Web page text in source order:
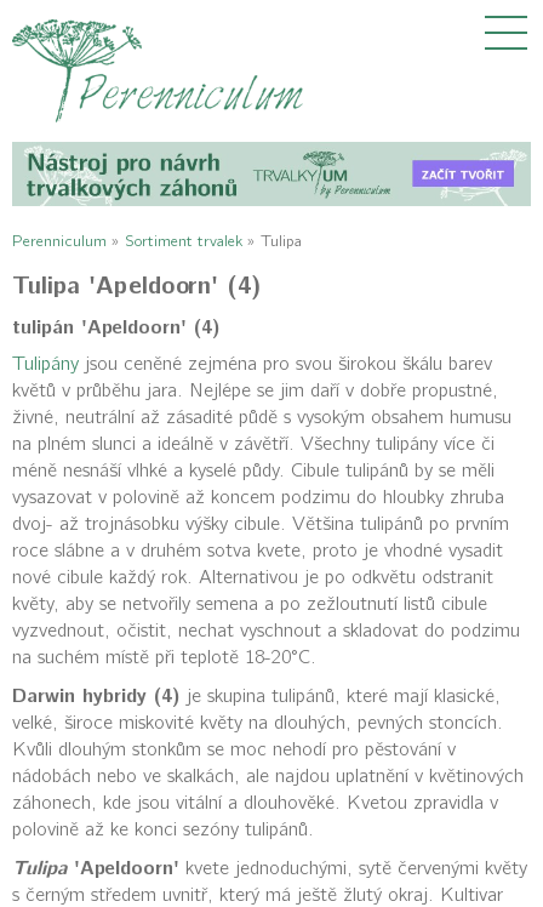
Perenniculum » Sortiment trvalek » Tulipa
Tulipa 'Apeldoorn' (4)
tulipán 'Apeldoorn' (4)
Tulipány jsou ceněné zejména pro svou širokou škálu barev
květů v průběhu jara. Nejlépe se jim daří v dobře propustné,
živné, neutrální až zásadité půdě s vysokým obsahem humusu
na plném slunci a ideálně v závětří. Všechny tulipány více či
méně nesnáší vlhké a kyselé půdy. Cibule tulipánů by se měli
vysazovat v polovině až koncem podzimu do hloubky zhruba
dvoj- až trojnásobku výšky cibule. Většina tulipánů po prvním
roce slábne a v druhém sotva kvete, proto je vhodné vysadit
nové cibule každý rok. Alternativou je po odkvětu odstranit
květy, aby se netvořily semena a po zežloutnutí listů cibule
vyzvednout, očistit, nechat vyschnout a skladovat do podzimu
na suchém místě při teplotě 18-20°C.
Darwin hybridy (4) je skupina tulipánů, které mají klasické,
velké, široce miskovité květy na dlouhých, pevných stoncích.
Kvůli dlouhým stonkům se moc nehodí pro pěstování v
nádobách nebo ve skalkách, ale najdou uplatnění v květinových
záhonech, kde jsou vitální a dlouhověké. Kvetou zpravidla v
polovině až ke konci sezóny tulipánů.
Tulipa'Apeldoorn' kvete jednoduchými, sytě červenými květy
s černým středem uvnitř, který má ještě žlutý okraj. Kultivar